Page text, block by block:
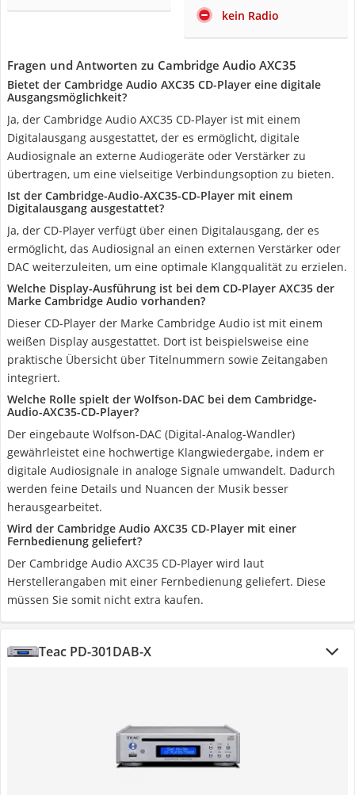
kein Radio
Fragen und Antworten zu Cambridge Audio AXC35
Bietet der Cambridge Audio AXC35 CD-Player eine digitale
Ausgangsmöglichkeit?
Ja, der Cambridge Audio AXC35 CD-Player ist mit einem
Digitalausgang ausgestattet, der es ermöglicht, digitale
Audiosignale an externe Audiogeräte oder Verstärker zu
übertragen, um eine vielseitige Verbindungsoption zu bieten.
Ist der Cambridge-Audio-AXC35-CD-Player mit einem
Digitalausgang ausgestattet?
Ja, der CD-Player verfügt über einen Digitalausgang, der es
ermöglicht, das Audiosignal an einen externen Verstärker oder
DAC weiterzuleiten, um eine optimale Klangqualität zu erzielen.
Welche Display-Ausführung ist bei dem CD-Player AXC35 der
Marke Cambridge Audio vorhanden?
Dieser CD-Player der Marke Cambridge Audio ist mit einem
weißen Display ausgestattet. Dort ist beispielsweise eine
praktische Übersicht über Titelnummern sowie Zeitangaben
integriert.
Welche Rolle spielt der Wolfson-DAC bei dem Cambridge-
Audio-AXC35-CD-Player?
Der eingebaute Wolfson-DAC (Digital-Analog-Wandler)
gewährleistet eine hochwertige Klangwiedergabe, indem er
digitale Audiosignale in analoge Signale umwandelt. Dadurch
werden feine Details und Nuancen der Musik besser
herausgearbeitet.
Wird der Cambridge Audio AXC35 CD-Player mit einer
Fernbedienung geliefert?
Der Cambridge Audio AXC35 CD-Player wird laut
Herstellerangaben mit einer Fernbedienung geliefert. Diese
müssen Sie somit nicht extra kaufen.
Teac PD-301DAB-X